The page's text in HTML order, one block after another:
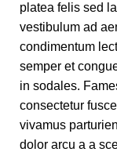
platea felis sed
vestibulum ad
condimentum
semper et
in sodales.
consectetur
vivamus
dolor arcu a a